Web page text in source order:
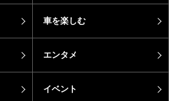
車を楽しむ
エンタメ
イベント